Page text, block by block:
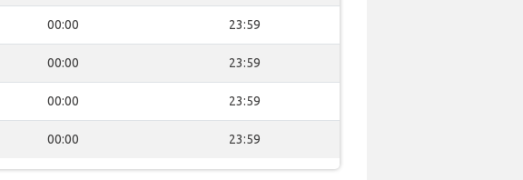
00:00 23:59
00:00 23:59
00:00 23:59
00:00 23:59